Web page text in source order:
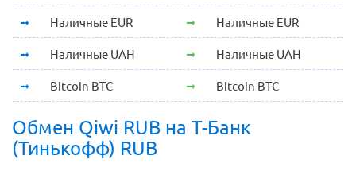
Наличные EUR Наличные EUR
Наличные UAH Наличные UAH
Bitcoin BTC Bitcoin BTC
Обмен Qiwi RUB на Т-Банк
(Тинькофф) RUB